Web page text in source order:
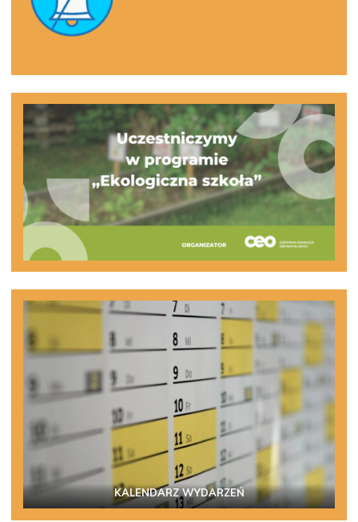
KALENDARZ WYDARZEŃ